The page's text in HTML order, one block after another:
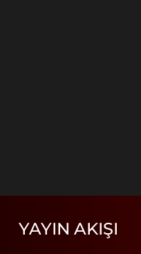
YAYIN AKIŞI